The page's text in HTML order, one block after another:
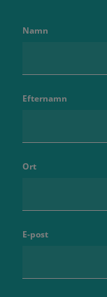
Namn
Efternamn
Ort
E-post